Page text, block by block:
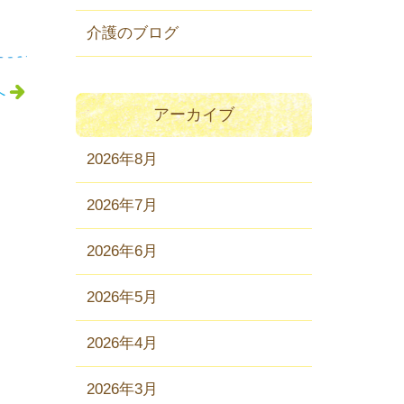
介護のブログ
アーカイブ
2026年8月
2026年7月
2026年6月
2026年5月
2026年4月
2026年3月